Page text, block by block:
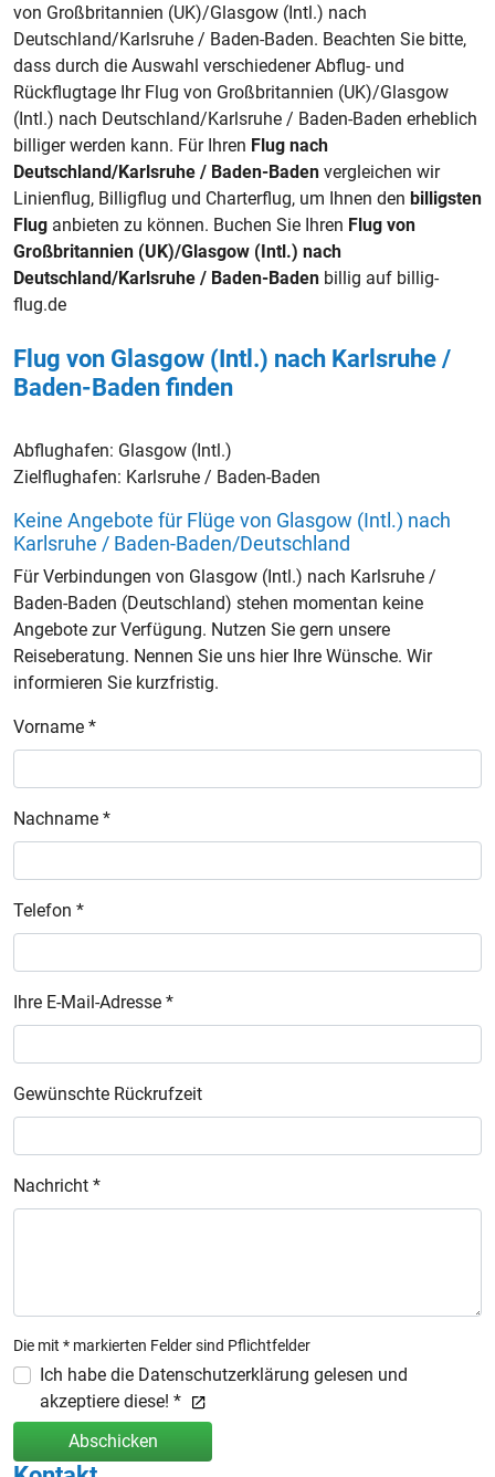
von Großbritannien (UK)/Glasgow (Intl.) nach
Deutschland/Karlsruhe / Baden-Baden. Beachten Sie bitte,
dass durch die Auswahl verschiedener Abflug- und
Rückflugtage Ihr Flug von Großbritannien (UK)/Glasgow
(Intl.) nach Deutschland/Karlsruhe / Baden-Baden erheblich
billiger werden kann. Für Ihren Flug nach
Deutschland/Karlsruhe / Baden-Baden vergleichen wir
Linienflug, Billigflug und Charterflug, um Ihnen den billigsten
Flug anbieten zu können. Buchen Sie Ihren Flug von
Großbritannien (UK)/Glasgow (Intl.) nach
Deutschland/Karlsruhe / Baden-Baden billig auf billig-
flug.de
Flug von Glasgow (Intl.) nach Karlsruhe /
Baden-Baden finden
Abflughafen: Glasgow (Intl.)
Zielflughafen: Karlsruhe / Baden-Baden
Keine Angebote für Flüge von Glasgow (Intl.) nach
Karlsruhe / Baden-Baden/Deutschland
Für Verbindungen von Glasgow (Intl.) nach Karlsruhe /
Baden-Baden (Deutschland) stehen momentan keine
Angebote zur Verfügung. Nutzen Sie gern unsere
Reiseberatung. Nennen Sie uns hier Ihre Wünsche. Wir
informieren Sie kurzfristig.
Vorname *
Nachname *
Telefon *
Ihre E-Mail-Adresse *
Gewünschte Rückrufzeit
Nachricht *
Die mit * markierten Felder sind Pflichtfelder
Ich habe die Datenschutzerklärung gelesen und
akzeptiere diese! *
Abschicken